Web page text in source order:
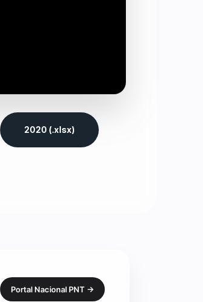
2020 (.xlsx)
Portal Nacional PNT →